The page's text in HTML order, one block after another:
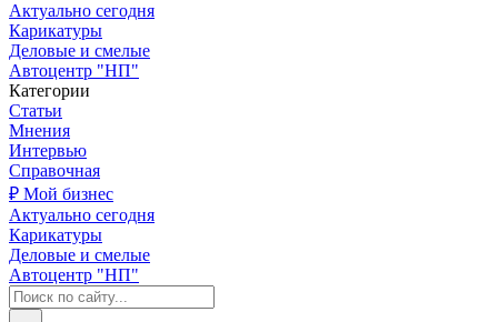
Актуально сегодня
Карикатуры
Деловые и смелые
Автоцентр "НП"
Категории
Статьи
Мнения
Интервью
Справочная
₽ Мой бизнес
Актуально сегодня
Карикатуры
Деловые и смелые
Автоцентр "НП"